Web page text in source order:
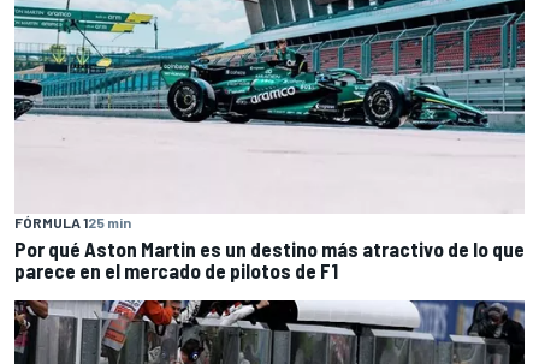
FÓRMULA 125 min
Por qué Aston Martin es un destino más atractivo de lo que
parece en el mercado de pilotos de F1